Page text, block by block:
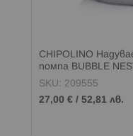
CHIPOLINO
помпа BUBBLE
SKU: 209555
27,00 € / 52,81 лв.